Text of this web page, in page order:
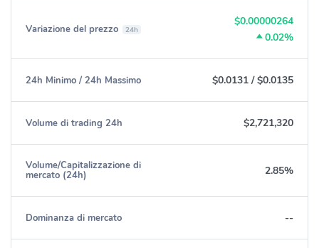
Variazione del prezzo 24h
$0.00000264
0.02%
24h Minimo / 24h Massimo $0.0131 /$0.0135
Volume di trading 24h $2,721,320
Volume/Capitalizzazione di
mercato (24h) 2.85%
Dominanza di mercato --